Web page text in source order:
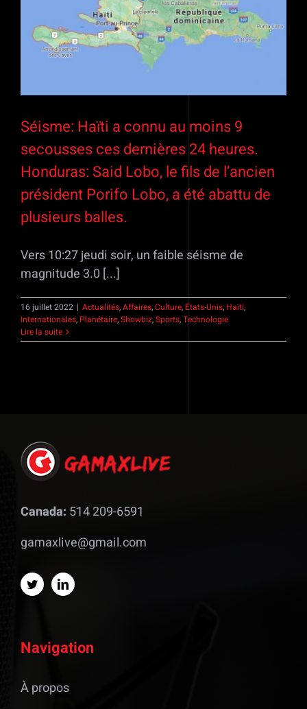
Séisme: Haïti a connu au moins 9
secousses ces dernières 24 heures.
Honduras: Said Lobo, le fils de l’ancien
président Porifo Lobo, a été abattu de
plusieurs balles.
Vers 10:27 jeudi soir, un faible séisme de
magnitude 3.0 [...]
16 juillet 2022 | Actualités,Affaires,Culture, États-Unis, Haïti,
Internationales, Planétaire,Showbiz,Sports,Technologie
Lire la suite
Canada: 514 209-6591
gamaxlive@gmail.com
Navigation
À propos